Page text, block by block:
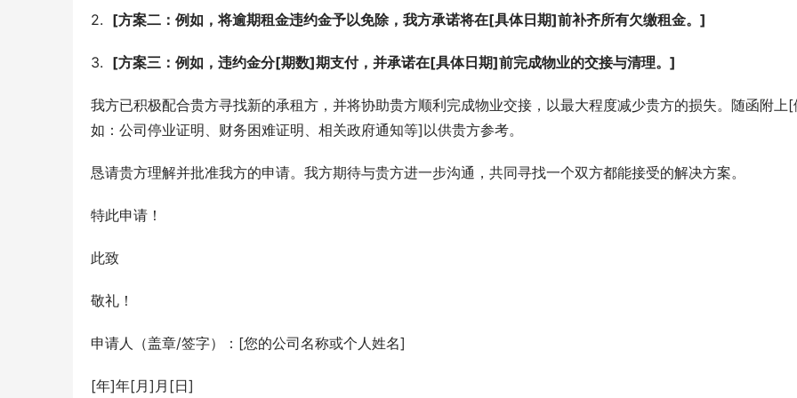
2. [方案二：例如，将逾期租金违约金予以免除，我方承诺将在[具体日期]前补齐所有欠缴租金。]
3. [方案三：例如，违约金分[期数]期支付，并承诺在[具体日期]前完成物业的交接与清理。]
我方已积极配合贵方寻找新的承租方，并将协助贵方顺利完成物业交接，以最大程度减少贵方的损失。随函附上[
如：公司停业证明、财务困难证明、相关政府通知等]以供贵方参考。
恳请贵方理解并批准我方的申请。我方期待与贵方进一步沟通，共同寻找一个双方都能接受的解决方案。
特此申请！
此致
敬礼！
申请人（盖章/签字）：[您的公司名称或个人姓名]
[年]年[月]月[日]